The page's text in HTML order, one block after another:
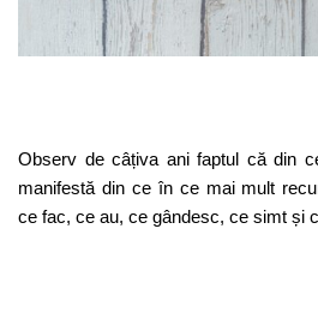
Observ de câțiva ani faptul că din
manifestă din ce în ce mai mult
ce fac, ce au, ce gândesc, ce simt și